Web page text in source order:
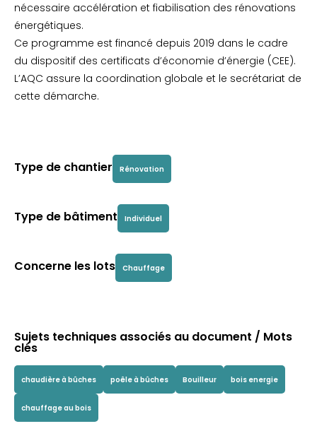
nécessaire accélération et fiabilisation des rénovations
énergétiques.
Ce programme est financé depuis 2019 dans le cadre
du dispositif des certificats d’économie d’énergie (CEE).
L’AQC assure la coordination globale et le secrétariat de
cette démarche.
Type de chantier Rénovation
Type de bâtiment Individuel
Concerne les lots Chauffage
Sujets techniques associés au document / Mots
clés
chaudière à bûches poêle à bûches Bouilleur bois energie
chauffage au bois